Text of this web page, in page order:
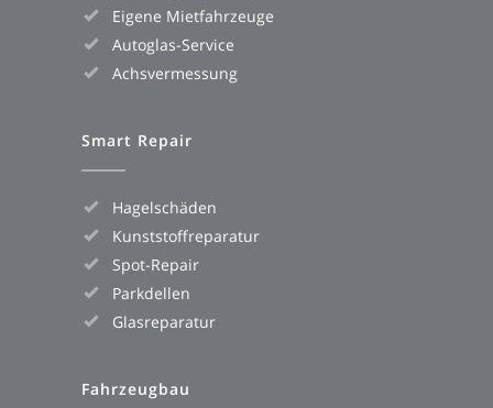
Eigene Mietfahrzeuge
Autoglas-Service
Achsvermessung
Smart Repair
Hagelschäden
Kunststoffreparatur
Spot-Repair
Parkdellen
Glasreparatur
Fahrzeugbau